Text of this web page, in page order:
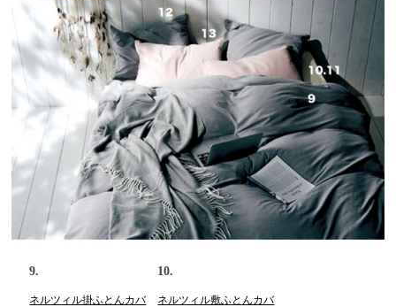
9.
ネルツィル掛ふとんカバ
10.
ネルツィル敷ふとんカバ